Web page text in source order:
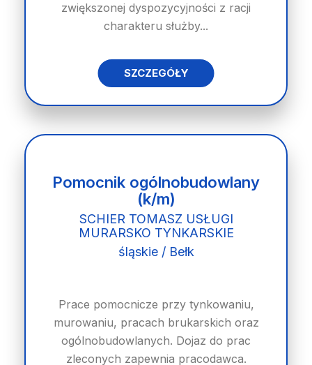
zwiększonej dyspozycyjności z racji
charakteru służby...
SZCZEGÓŁY
Pomocnik ogólnobudowlany
(k/m)
SCHIER TOMASZ USŁUGI
MURARSKO TYNKARSKIE
śląskie / Bełk
Prace pomocnicze przy tynkowaniu,
murowaniu, pracach brukarskich oraz
ogólnobudowlanych. Dojaz do prac
zleconych zapewnia pracodawca.